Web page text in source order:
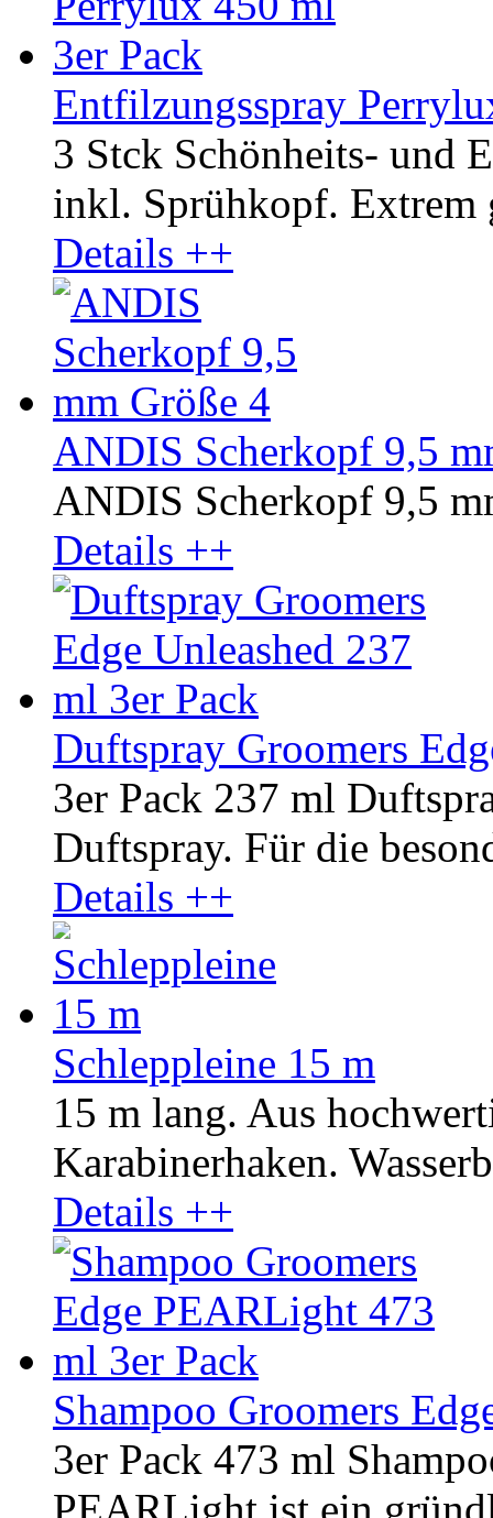
Entfilzungsspray
3 Stck Schönheits- und
inkl. Sprühkopf. Extrem
Details ++
ANDIS Scherkopf 9,5
ANDIS Scherkopf 9,5
Details ++
Duftspray Groomers
3er Pack 237 ml
Duftspray. Für die
Details ++
Schleppleine 15 m
15 m lang. Aus
Karabinerhaken.
Details ++
Shampoo Groomers
3er Pack 473 ml
PEARLight ist ein